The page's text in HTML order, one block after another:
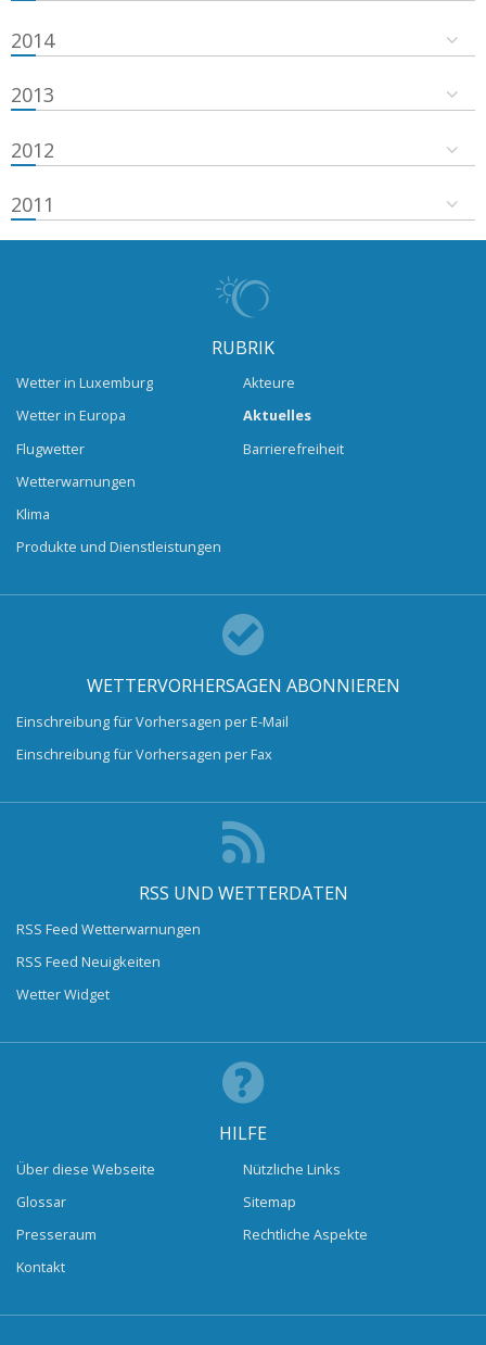
2014
2013
2012
2011
RUBRIK
Wetter in Luxemburg
Wetter in Europa
Flugwetter
Wetterwarnungen
Klima
Produkte und Dienstleistungen
Akteure
Aktuelles
Barrierefreiheit
WETTERVORHERSAGEN ABONNIEREN
Einschreibung für Vorhersagen per E-Mail
Einschreibung für Vorhersagen per Fax
RSS UND WETTERDATEN
RSS Feed Wetterwarnungen
RSS Feed Neuigkeiten
Wetter Widget
HILFE
Über diese Webseite
Glossar
Presseraum
Kontakt
Nützliche Links
Sitemap
Rechtliche Aspekte